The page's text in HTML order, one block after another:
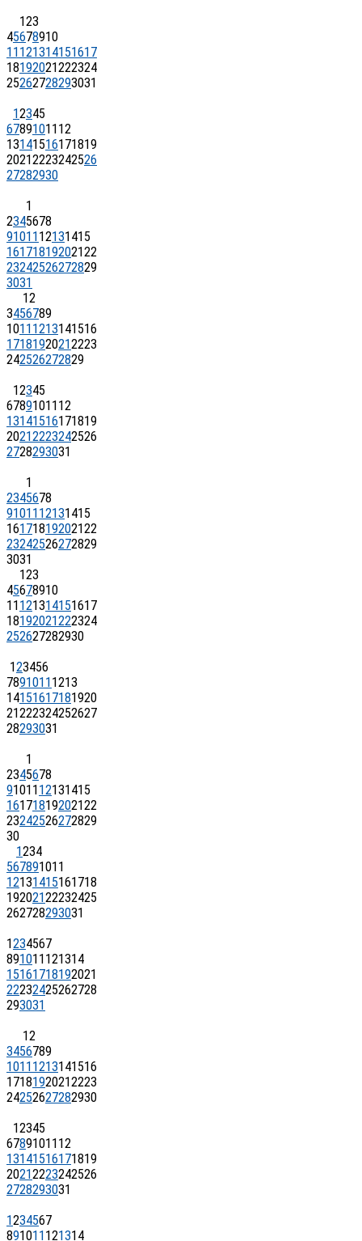
123
45678910
11 121314151617
18192021222324
25262728293031
12345
67891011 12
13141516171819
20212223242526
27282930
1
2345678
91011 12131415
16171819202122
23242526272829
3031
12
3456789
1011 1213141516
17181920212223
242526272829
12345
67891011 12
13141516171819
20212223242526
2728293031
1
2345678
91011 12131415
16171819202122
23242526272829
3031
123
45678910
11 121314151617
18192021222324
252627282930
123456
7891011 1213
14151617181920
21222324252627
28293031
1
2345678
91011 12131415
16171819202122
23242526272829
30
1234
567891011
12131415161718
19202122232425
262728293031
1234567
891011 121314
15161718192021
22232425262728
293031
12
3456789
1011 1213141516
17181920212223
24252627282930
12345
67891011 12
13141516171819
20212223242526
2728293031
1234567
891011 121314